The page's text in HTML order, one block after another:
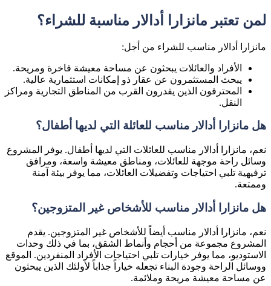
لمن تعتبر مانزارا أدالار مناسبة للشراء؟
مانزارا أدالار مناسب للشراء من أجل:
الأفراد والعائلات يبحثون عن مساحة معيشة فاخرة ومريحة.
يبحث المستثمرون عن عقار ذو إمكانات استثمارية عالية.
المحترفون الذين يقدرون القرب من المناطق التجارية ومراكز
النقل.
هل مانزارا أدالار مناسب للعائلة التي لديها أطفال؟
نعم، مانزارا أدالار مناسب للعائلات التي لديها أطفال. يوفر المشروع
وسائل راحة موجهة للعائلات، ومناطق معيشة واسعة، ومرافق
ترفيهية تلبي احتياجات وتفضيلات العائلات، مما يوفر بيئة آمنة
وممتعة.
هل مانزارا أدالار مناسب للأشخاص غير المتزوجين؟
نعم، مانزارا أدالار مناسب أيضاً للأشخاص غير المتزوجين. يقدم
المشروع مجموعة من أحجام وأنماط الشقق، بما في ذلك وحدات
الاستوديو، مما يوفر خيارات تلبي احتياجات الأفراد المنفردين. الموقع
ووسائل الراحة وجودة البناء تجعله خياراً جذاباً لأولئك الذين يبحثون
عن مساحة معيشة مريحة وملائمة.